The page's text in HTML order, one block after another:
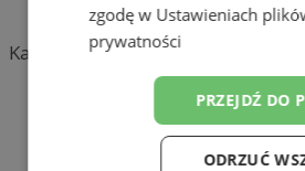
Kategoria nie zawiera żadnych
Pozostałe firmy w
zgodę w Ustawieniach
prywatności
PRZEJDŹ DO
ODRZUĆ